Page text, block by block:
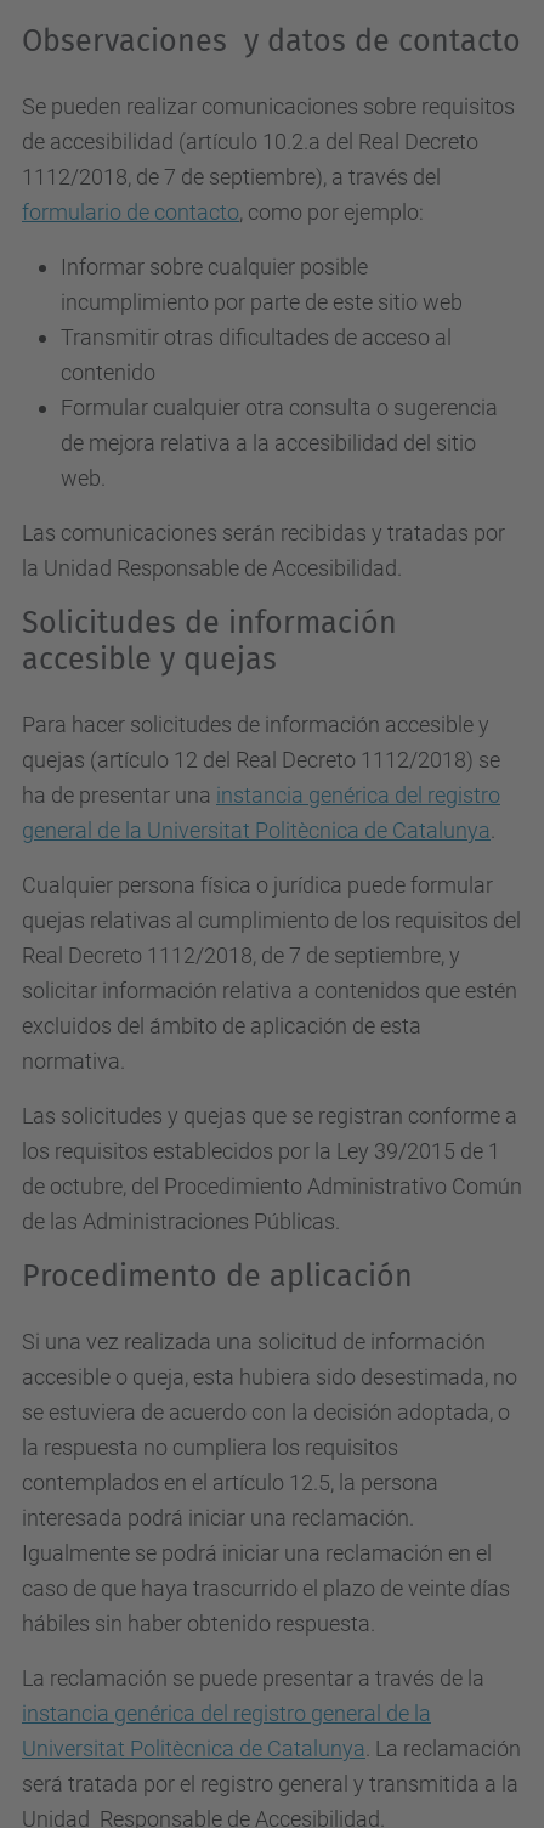
Observaciones y datos de contacto
Se pueden realizar comunicaciones sobre requisitos
de accesibilidad (artículo 10.2.a del Real Decreto
1112/2018, de 7 de septiembre), a través del
formulario de contacto, como por ejemplo:
Informar sobre cualquier posible
incumplimiento por parte de este sitio web
Transmitir otras dificultades de acceso al
contenido
Formular cualquier otra consulta o sugerencia
de mejora relativa a la accesibilidad del sitio
web.
Las comunicaciones serán recibidas y tratadas por
la Unidad Responsable de Accesibilidad.
Solicitudes de información
accesible y quejas
Para hacer solicitudes de información accesible y
quejas (artículo 12 del Real Decreto 1112/2018) se
ha de presentar una instancia genérica del registro
general de la Universitat Politècnica de Catalunya
Cualquier persona física o jurídica puede formular
quejas relativas al cumplimiento de los requisitos del
Real Decreto 1112/2018, de 7 de septiembre, y
solicitar información relativa a contenidos que estén
excluidos del ámbito de aplicación de esta
normativa.
Las solicitudes y quejas que se registran conforme a
los requisitos establecidos por la Ley 39/2015 de 1
de octubre, del Procedimiento Administrativo Común
de las Administraciones Públicas.
Procedimento de aplicación
Si una vez realizada una solicitud de información
accesible o queja, esta hubiera sido desestimada, no
se estuviera de acuerdo con la decisión adoptada, o
la respuesta no cumpliera los requisitos
contemplados en el artículo 12.5, la persona
interesada podrá iniciar una reclamación.
Igualmente se podrá iniciar una reclamación en el
caso de que haya trascurrido el plazo de veinte días
hábiles sin haber obtenido respuesta.
La reclamación se puede presentar a través de la
instancia genérica del registro general de la
Universitat Politècnica de Catalunya . La reclamación
será tratada por el registro general y transmitida a la
Unidad Responsable de Accesibilidad.